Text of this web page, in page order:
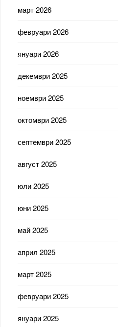
март 2026
февруари 2026
януари 2026
декември 2025
ноември 2025
октомври 2025
септември 2025
август 2025
юли 2025
юни 2025
май 2025
април 2025
март 2025
февруари 2025
януари 2025